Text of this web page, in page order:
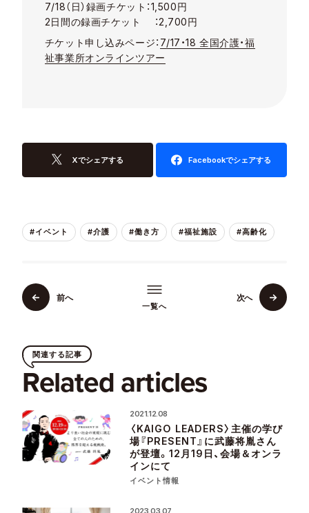
7/18（日）録画チケット：1,500円
2日間の録画チケット ：2,700円
チケット申し込みページ： 7/17・18 全国介護・福
祉事業所オンラインツアー
Xでシェアする Facebookでシェアする
#イベント #介護 #働き方 #福祉施設 #高齢化
前へ
一覧へ
次へ
関連する記事
Related articles
2021.12.08
〈KAIGO LEADERS〉主催の学び
場『PRESENT』に武藤将胤さん
が登壇。12月19日、会場＆オンラ
インにて
イベント情報
2023.03.07